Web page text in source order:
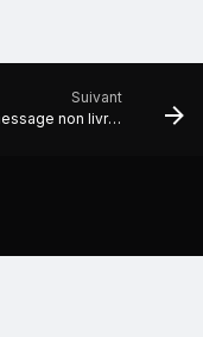
Suivant
Validation de balise d’adresse de message non livré (BATV)